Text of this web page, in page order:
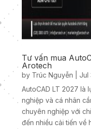
Tư vấn mua
Arotech
by Trúc Nguyễn
Jul
AutoCAD LT 2027 là
nghiệp và cá nhân
chuyên nghiệp với
đến nhiều cải tiến về